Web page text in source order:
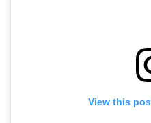
View this